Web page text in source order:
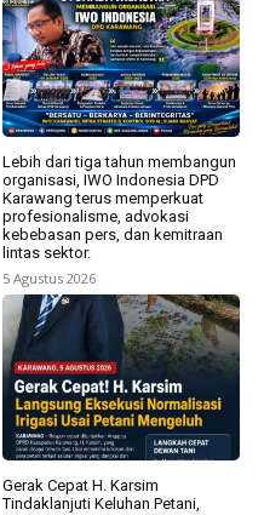
Lebih dari tiga tahun membangun
organisasi, IWO Indonesia DPD
Karawang terus memperkuat
profesionalisme, advokasi
kebebasan pers, dan kemitraan
lintas sektor.
5 Agustus 2026
Gerak Cepat H. Karsim
Tindaklanjuti Keluhan Petani,